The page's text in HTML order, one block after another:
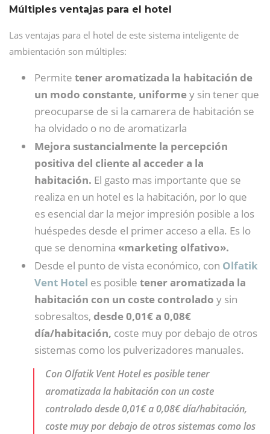
Múltiples ventajas para el hotel
Las ventajas para el hotel de este sistema inteligente de
ambientación son múltiples:
Permite tener aromatizada la habitación de
un modo constante, uniformey sin tener que
preocuparse de si la camarera de habitación se
ha olvidado o no de aromatizarla
Mejora sustancialmente la percepción
positiva del cliente al acceder a la
habitación. El gasto mas importante que se
realiza en un hotel es la habitación, por lo que
es esencial dar la mejor impresión posible a los
huéspedes desde el primer acceso a ella. Es lo
que se denomina «marketing olfativo».
Desde el punto de vista económico, con Olfatik
Vent Hotel es posible tener aromatizada la
habitación con un coste controlado y sin
sobresaltos, desde 0,01€ a 0,08€
día/habitación, coste muy por debajo de otros
sistemas como los pulverizadores manuales.
Con Olfatik Vent Hotel es posible tener
aromatizada la habitación con un coste
controlado desde 0,01€ a 0,08€ día/habitación,
coste muy por debajo de otros sistemas como los